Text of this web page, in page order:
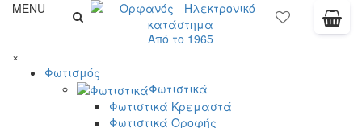
MENU
Από το 1965
×
Φωτισμός
Φωτιστικά
Φωτιστικά Κρεμαστά
Φωτιστικά Οροφής